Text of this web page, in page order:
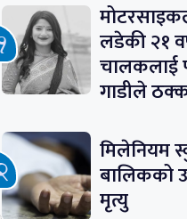
लडेकी २१
चालकलाई
गाडीले
मिलेनियम
बालिकको
मृत्यु